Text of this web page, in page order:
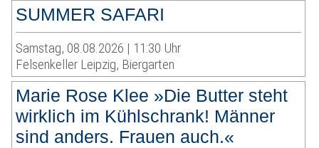
SUMMER SAFARI
Samstag, 08.08.2026 | 11:30 Uhr
Felsenkeller Leipzig, Biergarten
Marie Rose Klee »Die Butter steht
wirklich im Kühlschrank! Männer
sind anders. Frauen auch.«